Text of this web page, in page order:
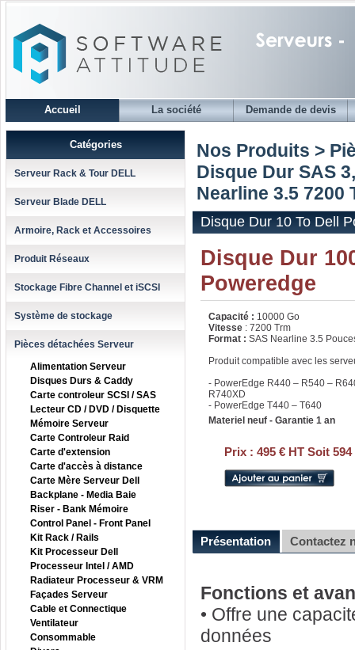
Accueil La société Demande de devis
Catégories
Serveur Rack & Tour DELL
Serveur Blade DELL
Armoire, Rack et Accessoires
Produit Réseaux
Stockage Fibre Channel et iSCSI
Système de stockage
Pièces détachées Serveur
Alimentation Serveur
Disques Durs & Caddy
Carte controleur SCSI / SAS
Lecteur CD / DVD / Disquette
Mémoire Serveur
Carte Controleur Raid
Carte d'extension
Carte d'accès à distance
Carte Mère Serveur Dell
Backplane - Media Baie
Riser - Bank Mémoire
Control Panel - Front Panel
Kit Rack / Rails
Kit Processeur Dell
Processeur Intel / AMD
Radiateur Processeur & VRM
Façades Serveur
Cable et Connectique
Ventilateur
Consommable
Nos Produits >
Disque Dur SAS
Nearline 3.5 7200
Disque Dur 10 To Dell
Disque Dur
Poweredge
Capacité : 10000 Go
Vitesse : 7200 Trm
Format : SAS Nearline 3.5
Produit compatible avec les
- PowerEdge R440 – R540 –
R740XD
- PowerEdge T440 – T640
Materiel neuf - Garantie 1 an
Prix : 495 € HT Soit 594
Présentation Contactez
Fonctions et
• Offre une
données